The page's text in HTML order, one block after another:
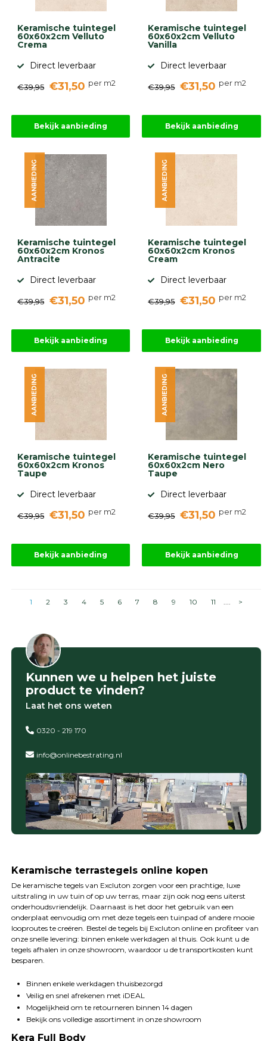
Keramische tuintegel
60x60x2cm Velluto
Crema
Direct leverbaar
€39,95 €31,50 per m2
Bekijk aanbieding
Keramische tuintegel
60x60x2cm Velluto
Vanilla
Direct leverbaar
€39,95 €31,50 per m2
Bekijk aanbieding
Keramische tuintegel
60x60x2cm Kronos
Antracite
Direct leverbaar
€39,95 €31,50 per m2
AANBIEDING
Bekijk aanbieding
Keramische tuintegel
60x60x2cm Kronos
Cream
Direct leverbaar
€39,95 €31,50 per m2
AANBIEDING
Bekijk aanbieding
Keramische tuintegel
60x60x2cm Kronos
Taupe
Direct leverbaar
€39,95 €31,50 per m2
AANBIEDING
Bekijk aanbieding
Keramische tuintegel
60x60x2cm Nero
Taupe
Direct leverbaar
€39,95 €31,50 per m2
AANBIEDING
Bekijk aanbieding
1 2 3 4 5 6 7 8 9 10 11 .... >
Kunnen we u helpen het juiste
product te vinden?
Laat het ons weten
0320 - 219 170
info@onlinebestrating.nl
Keramische terrastegels online kopen
De keramische tegels van Excluton zorgen voor een prachtige, luxe
uitstraling in uw tuin of op uw terras, maar zijn ook nog eens uiterst
onderhoudsvriendelijk. Daarnaast is het door het gebruik van een
onderplaat eenvoudig om met deze tegels een tuinpad of andere mooie
looproutes te creëren. Bestel de tegels bij Excluton online en profiteer van
onze snelle levering: binnen enkele werkdagen al thuis. Ook kunt u de
tegels afhalen in onze showroom, waardoor u de transportkosten kunt
besparen.
Binnen enkele werkdagen thuisbezorgd
Veilig en snel afrekenen met iDEAL
Mogelijkheid om te retourneren binnen 14 dagen
Bekijk ons volledige assortiment in onze showroom
Kera Full Body